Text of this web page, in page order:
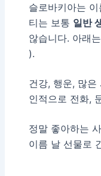
슬로바키아는
티는 보통 일반
않습니다. 아래
).
건강, 행운, 많은
인적으로 전화,
정말 좋아하는
이름 날 선물로